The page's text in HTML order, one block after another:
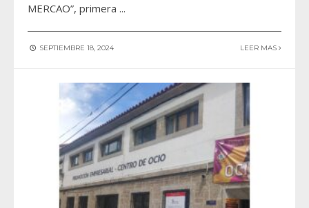
MERCAO”, primera ...
SEPTIEMBRE 18, 2024 LEER MAS